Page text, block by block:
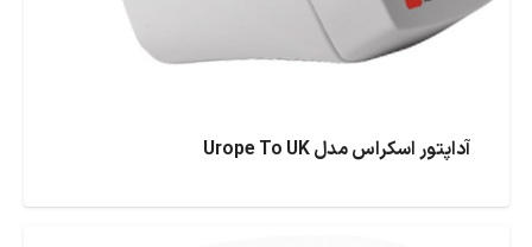
آداپتور اسکراس مدل Urope To UK